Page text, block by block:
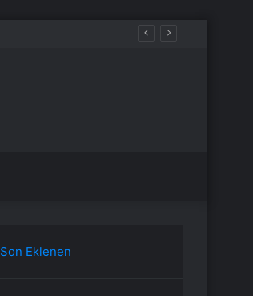
Son Eklenen